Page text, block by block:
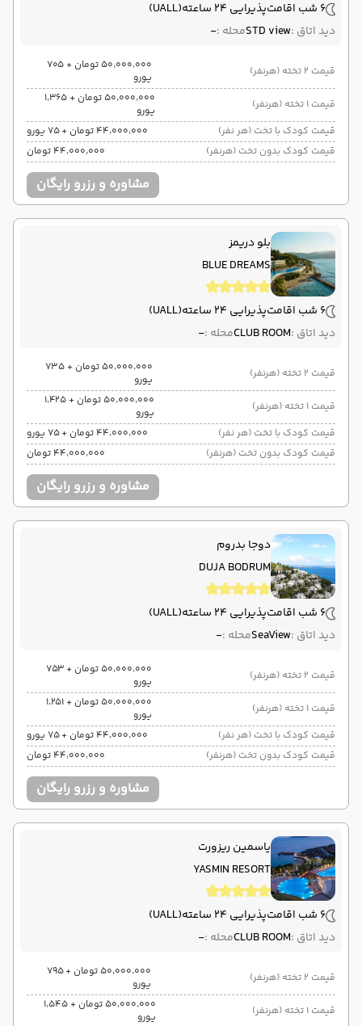
6 شب اقامت پذیرایی 24 ساعته
(UALL)
دید اتاق :STD viewمحله :-
قیمت 2 تخته (هرنفر)
۵۰٬۰۰۰٬۰۰۰ تومان + ۷۰۵
یورو
قیمت 1 تخته (هرنفر)
۵۰٬۰۰۰٬۰۰۰ تومان + ۱٬۳۶۵
یورو
قیمت کودک با تخت (هر نفر)
۴۴٬۰۰۰٬۰۰۰ تومان + ۷۵ یورو
قیمت کودک بدون تخت (هرنفر)
۴۴٬۰۰۰٬۰۰۰ تومان
مشاوره و رزرو رایگان
بلو دریمز
BLUE DREAMS
6 شب اقامت پذیرایی 24 ساعته
(UALL)
دید اتاق :CLUB ROOMمحله :-
قیمت 2 تخته (هرنفر)
۵۰٬۰۰۰٬۰۰۰ تومان + ۷۳۵
یورو
قیمت 1 تخته (هرنفر)
۵۰٬۰۰۰٬۰۰۰ تومان + ۱٬۴۲۵
یورو
قیمت کودک با تخت (هر نفر)
۴۴٬۰۰۰٬۰۰۰ تومان + ۷۵ یورو
قیمت کودک بدون تخت (هرنفر)
۴۴٬۰۰۰٬۰۰۰ تومان
مشاوره و رزرو رایگان
دوجا بدروم
DUJA BODRUM
6 شب اقامت پذیرایی 24 ساعته
(UALL)
دید اتاق :SeaViewمحله :-
قیمت 2 تخته (هرنفر)
۵۰٬۰۰۰٬۰۰۰ تومان + ۷۵۳
یورو
قیمت 1 تخته (هرنفر)
۵۰٬۰۰۰٬۰۰۰ تومان + ۱٬۲۵۱
یورو
قیمت کودک با تخت (هر نفر)
۴۴٬۰۰۰٬۰۰۰ تومان + ۷۵ یورو
قیمت کودک بدون تخت (هرنفر)
۴۴٬۰۰۰٬۰۰۰ تومان
مشاوره و رزرو رایگان
یاسمین ریزورت
YASMIN RESORT
6 شب اقامت پذیرایی 24 ساعته
(UALL)
دید اتاق :CLUB ROOMمحله :-
قیمت 2 تخته (هرنفر)
۵۰٬۰۰۰٬۰۰۰ تومان + ۷۹۵
یورو
قیمت 1 تخته (هرنفر)
۵۰٬۰۰۰٬۰۰۰ تومان + ۱٬۵۴۵
یورو